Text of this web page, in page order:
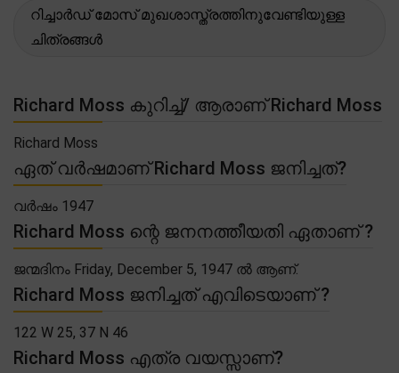
റിച്ചാർഡ് മോസ് മുഖശാസ്ത്രത്തിനുവേണ്ടിയുള്ള
ചിത്രങ്ങൾ
Richard Moss കുറിച്ച്/ ആരാണ് Richard Moss
Richard Moss
ഏത് വർഷമാണ് Richard Moss ജനിച്ചത്?
വർഷം 1947
Richard Moss ന്റെ ജനനത്തീയതി ഏതാണ് ?
ജന്മദിനം Friday, December 5, 1947 ൽ ആണ്.
Richard Moss ജനിച്ചത് എവിടെയാണ് ?
122 W 25, 37 N 46
Richard Moss എത്ര വയസ്സാണ്?